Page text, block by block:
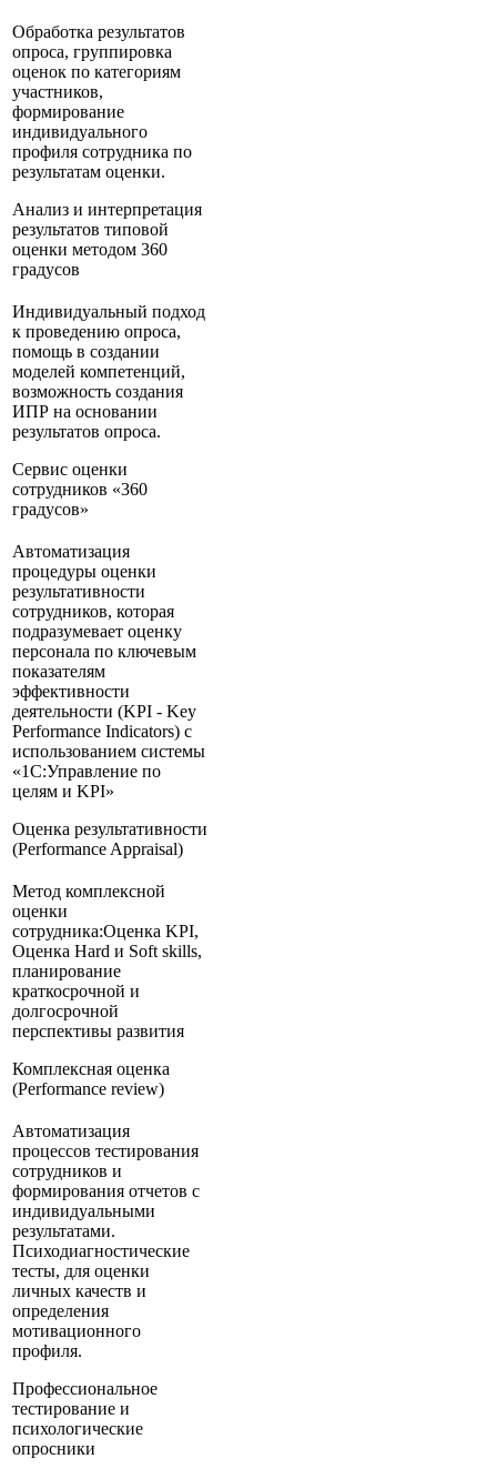
Обработка результатов
опроса, группировка
оценок по категориям
участников,
формирование
индивидуального
профиля сотрудника по
результатам оценки.
Анализ и интерпретация
результатов типовой
оценки методом 360
градусов
Индивидуальный подход
к проведению опроса,
помощь в создании
моделей компетенций,
возможность создания
ИПР на основании
результатов опроса.
Сервис оценки
сотрудников «360
градусов»
Автоматизация
процедуры оценки
результативности
сотрудников, которая
подразумевает оценку
персонала по ключевым
показателям
эффективности
деятельности (KPI - Key
Performance Indicators) с
использованием системы
«1С:Управление по
целям и KPI»
Оценка результативности
(Performance Appraisal)
Метод комплексной
оценки
сотрудника:Оценка KPI,
Оценка Hard и Soft skills,
планирование
краткосрочной и
долгосрочной
перспективы развития
Комплексная оценка
(Performance review)
Автоматизация
процессов тестирования
сотрудников и
формирования отчетов с
индивидуальными
результатами.
Психодиагностические
тесты, для оценки
личных качеств и
определения
мотивационного
профиля.
Профессиональное
тестирование и
психологические
опросники